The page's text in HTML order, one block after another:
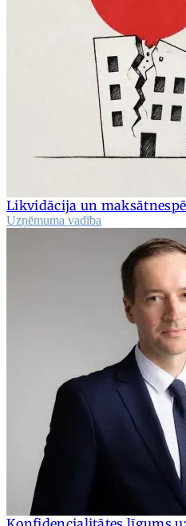
Likvidācija un
Uzņēmuma vadība